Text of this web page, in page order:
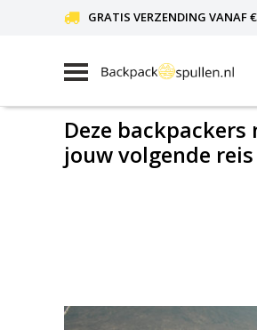
GRATIS VERZENDING VANAF
Deze
jouw volgende reis